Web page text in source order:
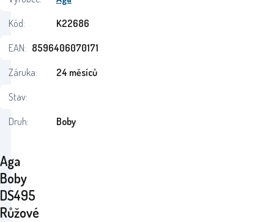
Aga
Boby
DS495
Růžové
Kód:
K22686
EAN: 8596406070171
Záruka:
24 měsíců
Stav:
Druh:
Boby